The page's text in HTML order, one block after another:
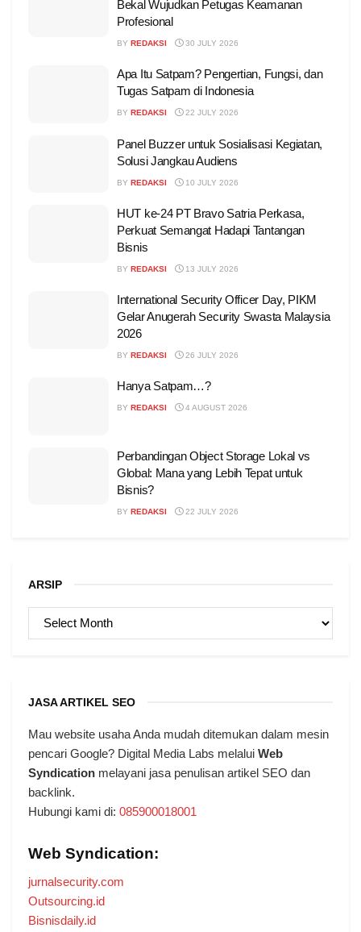
Bekal Wujudkan Petugas Keamanan
Profesional
BY REDAKSI 30 JULY 2026
Apa Itu Satpam? Pengertian, Fungsi, dan
Tugas Satpam di Indonesia
BY REDAKSI 22 JULY 2026
Panel Buzzer untuk Sosialisasi Kegiatan,
Solusi Jangkau Audiens
BY REDAKSI 10 JULY 2026
HUT ke-24 PT Bravo Satria Perkasa,
Perkuat Semangat Hadapi Tantangan
Bisnis
BY REDAKSI 13 JULY 2026
International Security Officer Day, PIKM
Gelar Anugerah Security Swasta Malaysia
2026
BY REDAKSI 26 JULY 2026
Hanya Satpam…?
BY REDAKSI 4 AUGUST 2026
Perbandingan Object Storage Lokal vs
Global: Mana yang Lebih Tepat untuk
Bisnis?
BY REDAKSI 22 JULY 2026
ARSIP
ARSIP
JASA ARTIKEL SEO
Mau website usaha Anda mudah ditemukan dalam mesin
pencari Google? Digital Media Labs melalui Web
Syndication melayani jasa penulisan artikel SEO dan
backlink.
Hubungi kami di: 085900018001
Web Syndication:
jurnalsecurity.com
Outsourcing.id
Bisnisdaily.id